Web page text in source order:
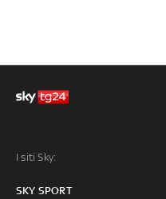
I siti Sky:
SKY SPORT